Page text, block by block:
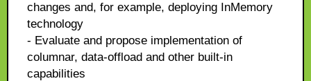
changes and, for example, deploying InMemory
technology
- Evaluate and propose implementation of
columnar, data-offload and other built-in
capabilities